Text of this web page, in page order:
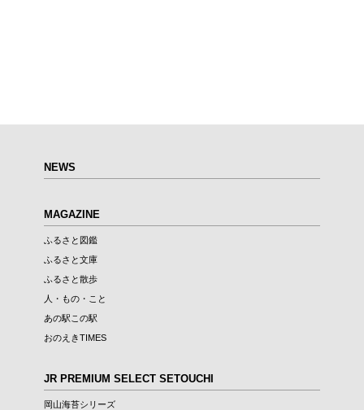
NEWS
MAGAZINE
ふるさと図鑑
ふるさと文庫
ふるさと散歩
人・もの・こと
あの駅この駅
おのえきTIMES
JR PREMIUM SELECT SETOUCHI
岡山海苔シリーズ